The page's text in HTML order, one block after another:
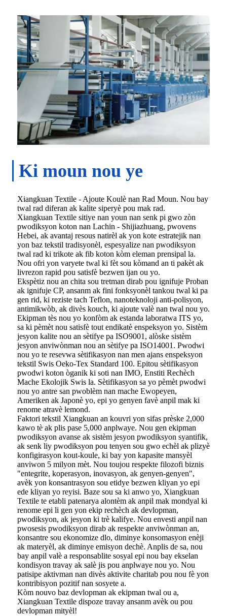
Ki moun nou ye
Xiangkuan Textile - Ajoute Koulè nan Rad Moun. Nou bay
twal rad diferan ak kalite siperyè pou mak rad.
Xiangkuan Textile sitiye nan youn nan senk pi gwo zòn
pwodiksyon koton nan Lachin - Shijiazhuang, pwovens
Hebei, ak avantaj resous natirèl ak yon kote estratejik nan
yon baz tekstil tradisyonèl, espesyalize nan pwodiksyon
twal rad ki trikote ak fib koton kòm eleman prensipal la.
Nou ofri yon varyete twal ki fèt sou kòmand an ti pakèt ak
livrezon rapid pou satisfè bezwen ijan ou yo.
Ekspètiz nou an chita sou tretman dirab pou ignifuje Proban
ak ignifuje CP, ansanm ak fini fonksyonèl tankou twal ki pa
gen rid, ki reziste tach Teflon, nanoteknoloji anti-polisyon,
antimikwòb, ak divès kouch, ki ajoute valè nan twal nou yo.
Ekipman tès nou yo konfòm ak estanda laboratwa ITS yo,
sa ki pèmèt nou satisfè tout endikatè enspeksyon yo. Sistèm
jesyon kalite nou an sètifye pa ISO9001, alòske sistèm
jesyon anviwònman nou an sètifye pa ISO14001. Pwodwi
nou yo te resevwa sètifikasyon nan men ajans enspeksyon
tekstil Swis Oeko-Tex Standard 100. Epitou sètifikasyon
pwodwi koton òganik ki soti nan IMO, Enstiti Rechèch
Mache Ekolojik Swis la. Sètifikasyon sa yo pèmèt pwodwi
nou yo antre san pwoblèm nan mache Ewopeyen,
Ameriken ak Japonè yo, epi yo genyen favè anpil mak ki
renome atravè lemond.
Faktori tekstil Xiangkuan an kouvri yon sifas prèske 2,000
kawo tè ak plis pase 5,000 anplwaye. Nou gen ekipman
pwodiksyon avanse ak sistèm jesyon pwodiksyon syantifik,
ak senk liy pwodiksyon pou tenyen sou gwo echèl ak plizyè
konfigirasyon kout-koule, ki bay yon kapasite mansyèl
anviwon 5 milyon mèt. Nou toujou respekte filozofi biznis
"entegrite, koperasyon, inovasyon, ak genyen-genyen",
avèk yon konsantrasyon sou etidye bezwen kliyan yo epi
ede kliyan yo reyisi. Baze sou sa ki anwo yo, Xiangkuan
Textile te etabli patenarya alontèm ak anpil mak mondyal ki
renome epi li gen yon ekip rechèch ak devlopman,
pwodiksyon, ak jesyon ki trè kalifye. Nou envesti anpil nan
pwosesis pwodiksyon dirab ak respekte anviwònman an,
konsantre sou ekonomize dlo, diminye konsomasyon enèji
ak materyèl, ak diminye emisyon dechè. Anplis de sa, nou
bay anpil valè a responsablite sosyal epi nou bay ekselan
kondisyon travay ak salè jis pou anplwaye nou yo. Nou
patisipe aktivman nan divès aktivite charitab pou nou fè yon
kontribisyon pozitif nan sosyete a.
Kòm nouvo baz devlopman ak ekipman twal ou a,
Xiangkuan Textile dispoze travay ansanm avèk ou pou
devlopman mityèl!